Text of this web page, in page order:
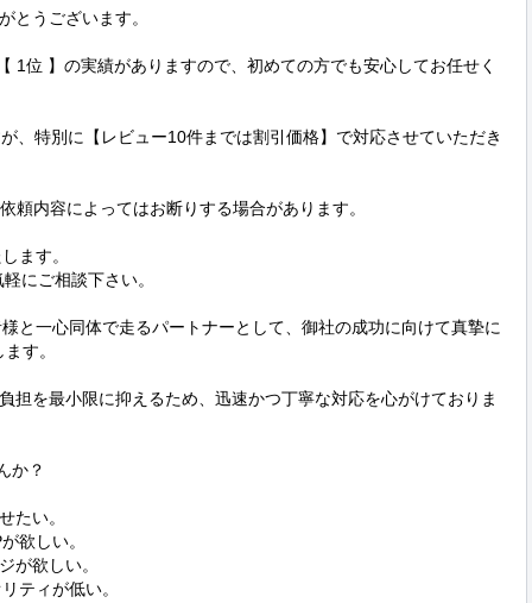
とうございます。
1位 】の実績がありますので、初めての方でも安心してお任せく
、特別に【レビュー10件までは割引価格】で対応させていただき
内容によってはお断りする場合があります。
ます。
にご相談下さい。
と一心同体で走るパートナーとして、御社の成功に向けて真摯に
す。
担を最小限に抑えるため、迅速かつ丁寧な対応を心がけておりま
か？
たい。
欲しい。
が欲しい。
ティが低い。